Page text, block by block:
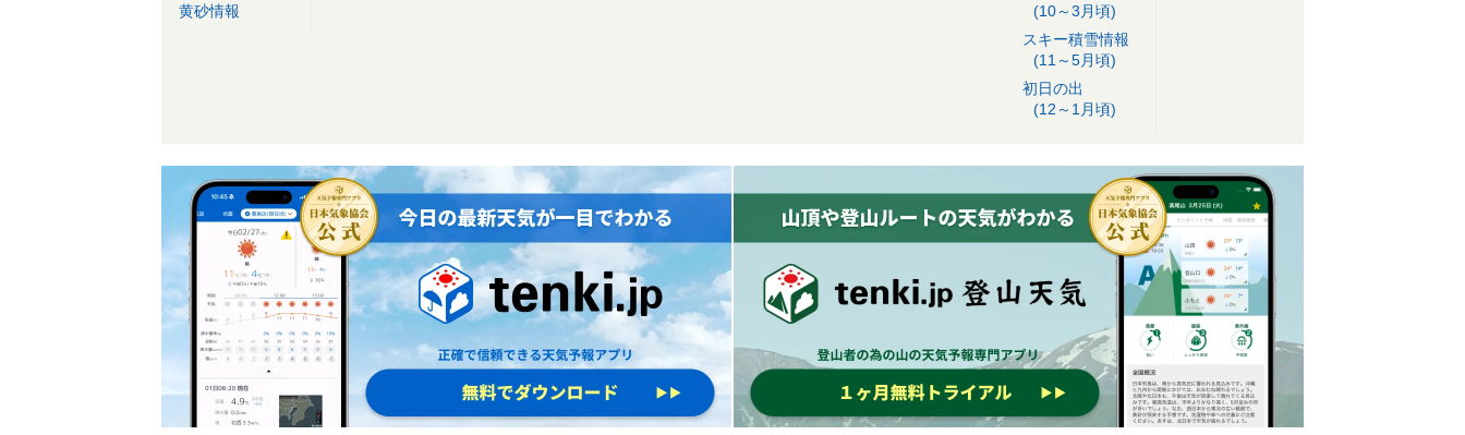
黄砂情報
(10～3月頃)
スキー積雪情報
(11～5月頃)
初日の出
(12～1月頃)